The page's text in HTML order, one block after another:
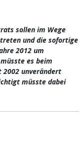
sollen im Wege
und die sofortige
2012 um
es beim
2002 unverändert
müsste dabei